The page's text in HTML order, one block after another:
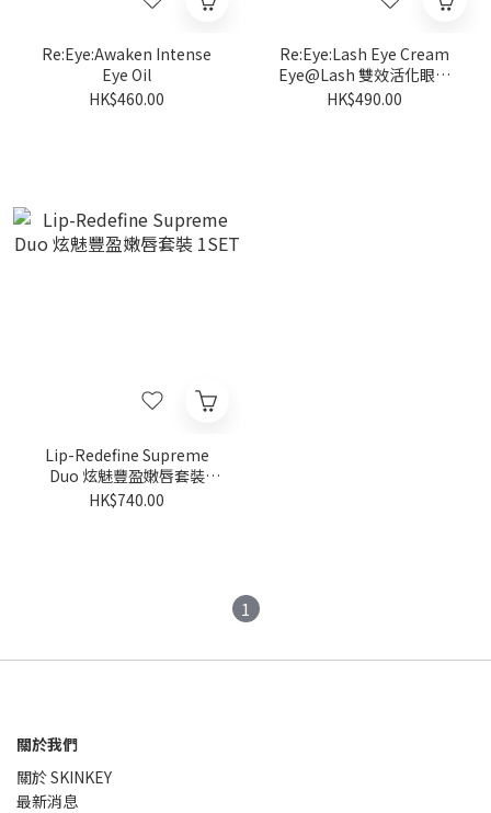
Re:Eye:Awaken Intense
Eye Oil
HK$460.00
Re:Eye:Lash Eye Cream
Eye@Lash 雙效活化眼霜
15mL
HK$490.00
Lip-Redefine Supreme
Duo 炫魅豐盈嫩唇套裝
1SET
HK$740.00
1
關於我們
關於 SKINKEY
最新消息